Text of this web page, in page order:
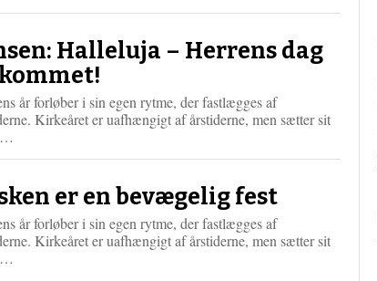
s
e
r
e
Halleluja – Herrens dag
år forløber i sin egen rytme, der fastlægges af
Kirkeåret er uafhængigt af årstiderne, men sætter sit
m
e
r
e
er en bevægelig fest
år forløber i sin egen rytme, der fastlægges af
Kirkeåret er uafhængigt af årstiderne, men sætter sit